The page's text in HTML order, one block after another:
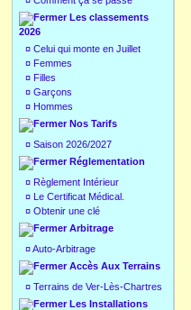
Les classements
2026
¤ Celui qui monte en Juillet
¤ Femmes
¤ Filles
¤ Garçons
¤ Hommes
Nos Tarifs
¤ Saison 2026/2027
Réglementation
¤ Règlement Intérieur
¤ Le Certificat Médical.
¤ Obtenir une clé
Arbitrage
¤Auto-Arbitrage
Accès Aux Terrains
¤ Terrains de Ver-Lès-Chartres
Les Installations